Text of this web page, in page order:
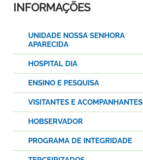
INFORMAÇÕES
UNIDADE NOSSA SENHORA
APARECIDA
HOSPITAL DIA
ENSINO E PESQUISA
VISITANTES E ACOMPANHANTES
HOBSERVADOR
PROGRAMA DE INTEGRIDADE